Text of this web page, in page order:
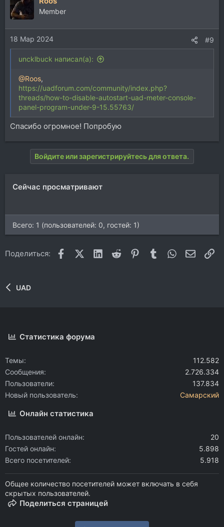
ц
и
и
:
Member
18 Мар 2024 #9
uncklbuck написал(а):
@Roos,
https://uadforum.com/community/index.php?
threads/how-to-disable-autostart-uad-meter-console-
panel-program-under-9-15.55763/
Спасибо огромное! Попробую
Войдите или зарегистрируйтесь для ответа.
Сейчас просматривают
Всего: 1 (пользователей: 0, гостей: 1)
Поделиться: FacebookX (Twitter)
LinkedIn
Reddit Pinterest
Tumblr WhatsApp
UAD
Статистика форума
Темы
112.582
Сообщения
2.726.334
Пользователи
137.834
Новый пользователь
Самарский
Онлайн статистика
Пользователей онлайн
20
Гостей онлайн
5.898
Всего посетителей
5.918
Общее количество посетителей может включать в себя
скрытых пользователей.
Поделиться страницей